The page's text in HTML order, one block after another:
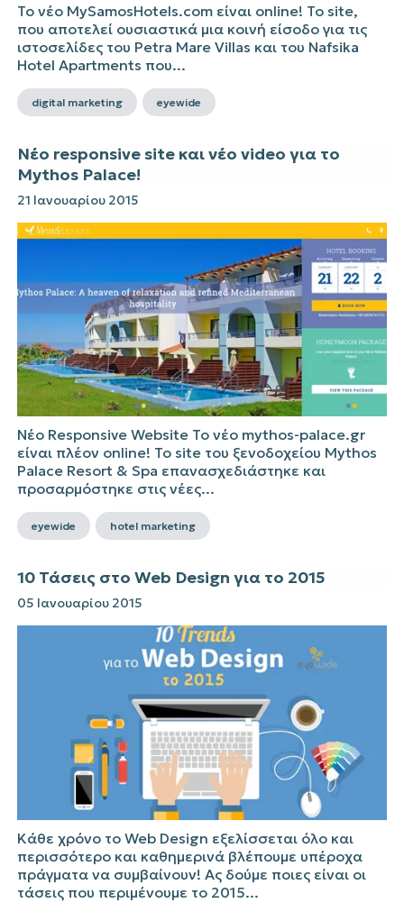
Το νέο MySamosHotels.com είναι online! Το site,
που αποτελεί ουσιαστικά μια κοινή είσοδο για τις
ιστοσελίδες του Petra Mare Villas και του Nafsika
Hotel Apartments που...
digital marketing eyewide
Νέο responsive site και νέο video για το
Mythos Palace!
21 Ιανουαρίου 2015
Νέο Responsive Website Το νέο mythos-palace.gr
είναι πλέον online! Το site του ξενοδοχείου Mythos
Palace Resort & Spa επανασχεδιάστηκε και
προσαρμόστηκε στις νέες...
eyewide hotel marketing
10 Τάσεις στο Web Design για το 2015
05 Ιανουαρίου 2015
Κάθε χρόνο το Web Design εξελίσσεται όλο και
περισσότερο και καθημερινά βλέπουμε υπέροχα
πράγματα να συμβαίνουν! Ας δούμε ποιες είναι οι
τάσεις που περιμένουμε το 2015...